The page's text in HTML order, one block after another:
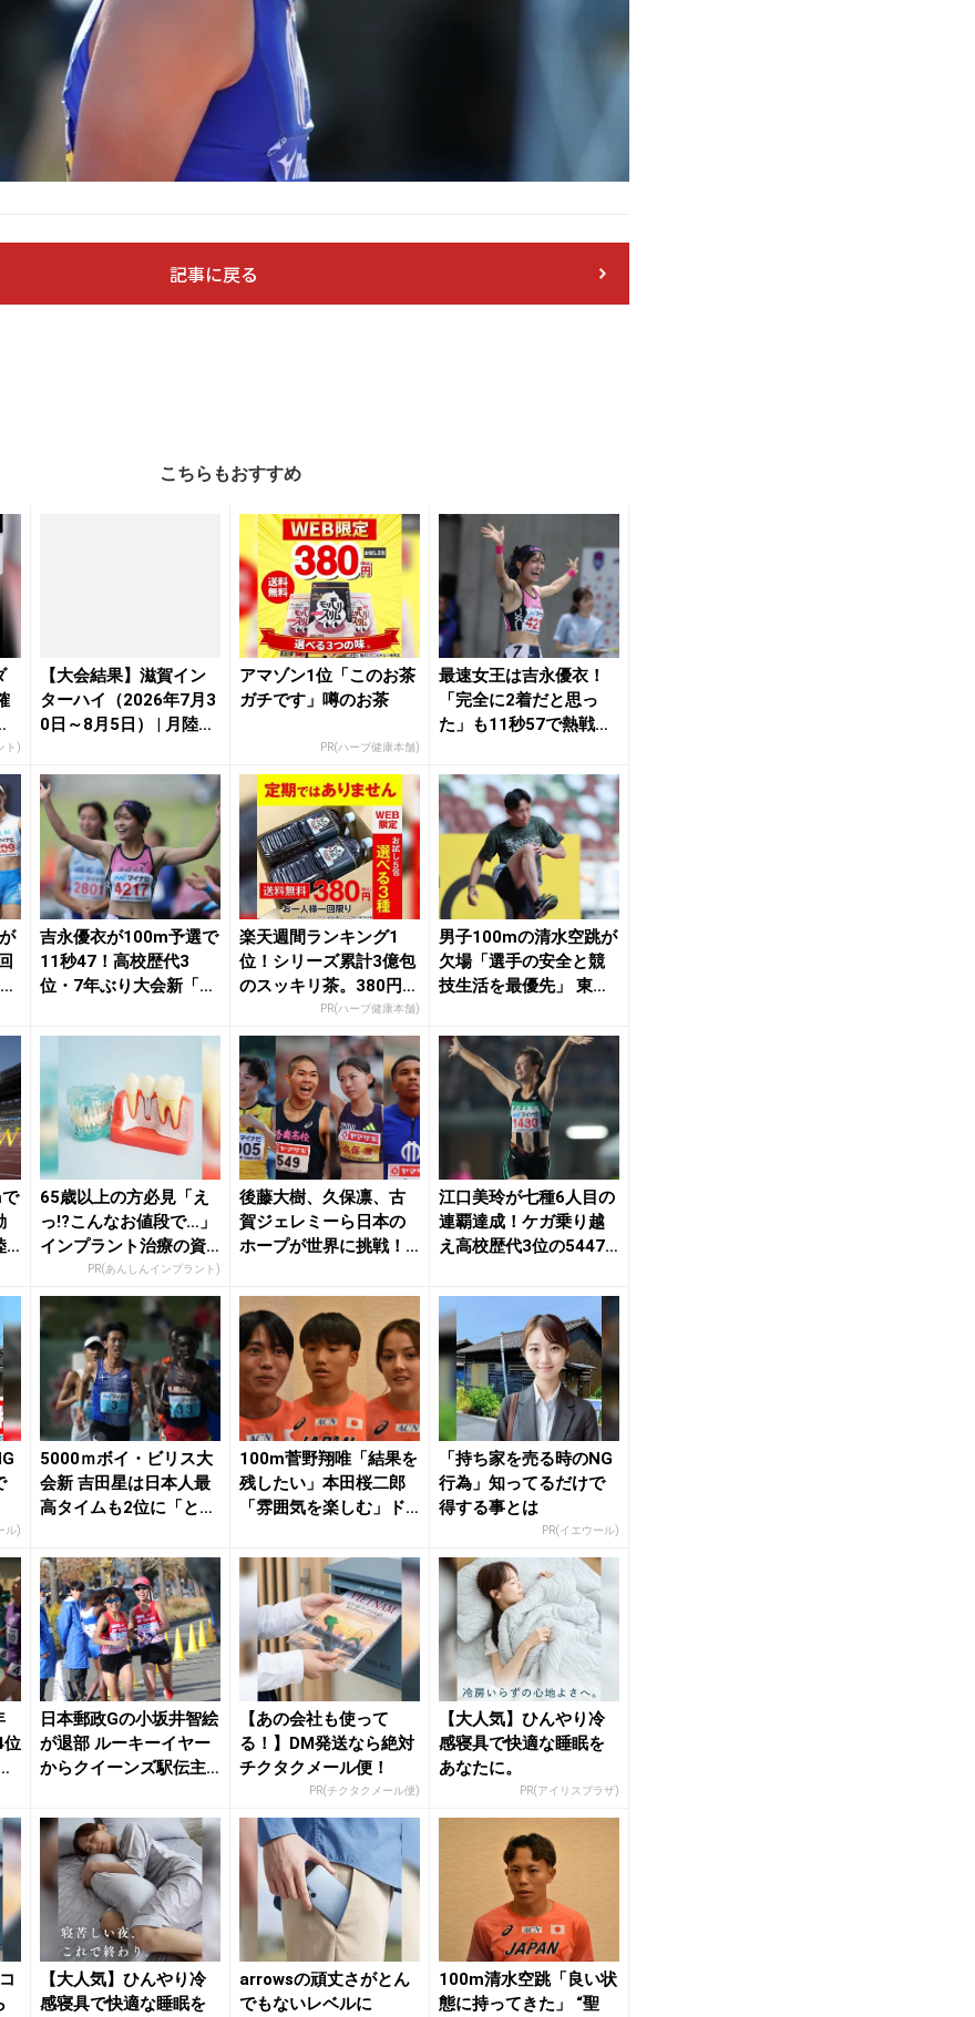
記事に戻る
こちらもおすすめ
ト)
【大会結果】滋賀イン
ターハイ（2026年7月3
0日～8月5日） | 月陸On
アマゾン1位「このお茶
ガチです」噂のお茶
PR(ハーブ健康本舗)
最速女王は吉永優衣！
「完全に2着だと思っ
た」も11秒57で熱戦制
吉永優衣が100m予選で
11秒47！高校歴代3
位・7年ぶり大会新「さ
楽天週間ランキング1
位！シリーズ累計3億包
のスッキリ茶。380円で
PR(ハーブ健康本舗)
男子100mの清水空跳が
欠場「選手の安全と競
技生活を最優先」 東海
O
65歳以上の方必見「え
っ!?こんなお値段で…」
インプラント治療の資
料請求はこちら...
PR(あんしんインプラント)
後藤大樹、久保凛、古
賀ジェレミーら日本の
ホープが世界に挑戦！
江口美玲が七種6人目の
連覇達成！ケガ乗り越
え高校歴代3位の5447
ル)
5000ｍボイ・ビリス大
会新 吉田星は日本人最
高タイムも2位に「とて
100m菅野翔唯「結果を
残したい」本田桜二郎
「雰囲気を楽しむ」ド
「持ち家を売る時のNG
行為」知ってるだけで
得する事とは
PR(イエウール)
位
日本郵政Gの小坂井智絵
が退部 ルーキーイヤー
からクイーンズ駅伝主
【あの会社も使って
る！】DM発送なら絶対
チクタクメール便！
PR(チクタクメール便)
【大人気】ひんやり冷
感寝具で快適な睡眠を
あなたに。
PR(アイリスプラザ)
【大人気】ひんやり冷
感寝具で快適な睡眠を
arrowsの頑丈さがとん
でもないレベルに
100m清水空跳「良い状
態に持ってきた」 “聖